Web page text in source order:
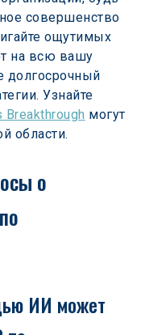
совершенство
ощутимых
на всю вашу
долгосрочный
Узнайте
Breakthrough могут
области.
о
ИИ может